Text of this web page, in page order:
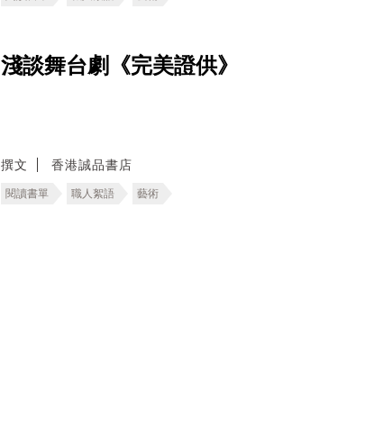
淺談舞台劇《完美證供》
撰文 香港誠品書店
閱讀書單 職人絮語 藝術